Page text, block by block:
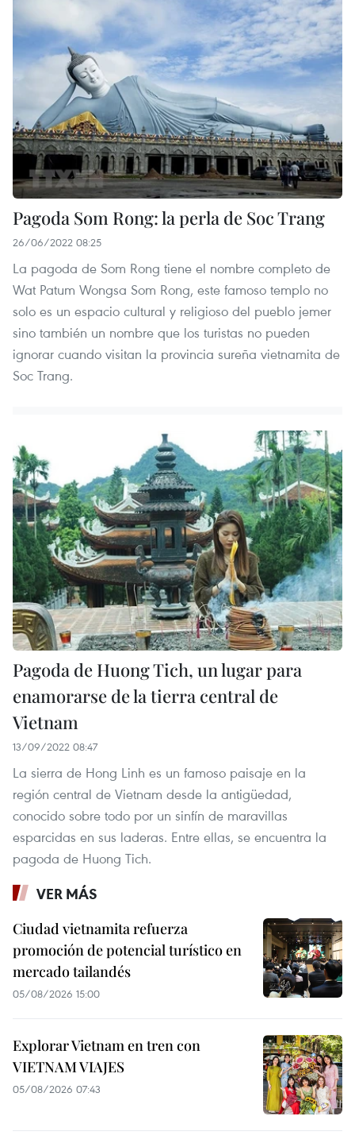
Pagoda Som Rong: la perla de Soc Trang
26/06/2022 08:25
La pagoda de Som Rong tiene el nombre completo de
Wat Patum Wongsa Som Rong, este famoso templo no
solo es un espacio cultural y religioso del pueblo jemer
sino también un nombre que los turistas no pueden
ignorar cuando visitan la provincia sureña vietnamita de
Soc Trang.
Pagoda de Huong Tich, un lugar para
enamorarse de la tierra central de
Vietnam
13/09/2022 08:47
La sierra de Hong Linh es un famoso paisaje en la
región central de Vietnam desde la antigüedad,
conocido sobre todo por un sinfín de maravillas
esparcidas en sus laderas. Entre ellas, se encuentra la
pagoda de Huong Tich.
VER MÁS
Ciudad vietnamita refuerza
promoción de potencial turístico en
mercado tailandés
05/08/2026 15:00
Explorar Vietnam en tren con
VIETNAM VIAJES
05/08/2026 07:43